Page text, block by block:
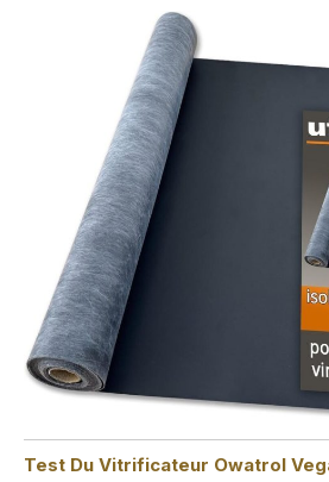
Test Du Vitrificateur Owatrol